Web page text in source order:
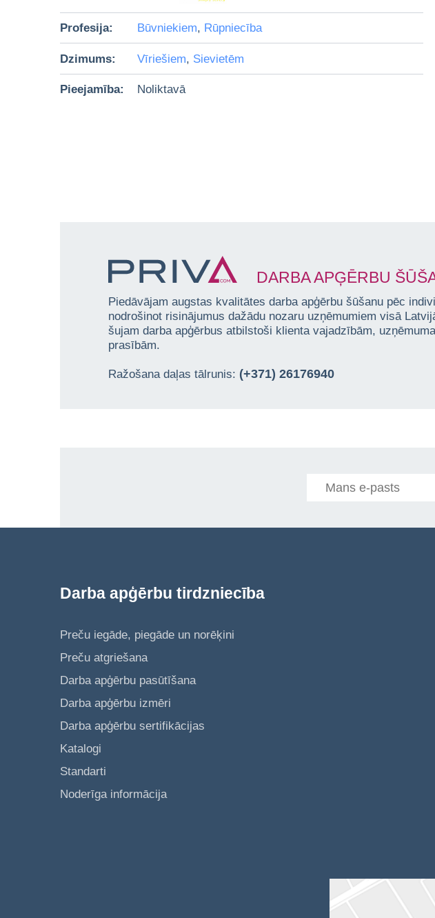
Profesija: Būvniekiem, Rūpniecība
Dzimums: Vīriešiem, Sievietēm
Pieejamība: Noliktavā
DARBA APĢĒRBU
Piedāvājam augstas kvalitātes darba apģērbu šūšanu pēc
nodrošinot risinājumus dažādu nozaru uzņēmumiem visā
šujam darba apģērbus atbilstoši klienta vajadzībām,
prasībām.
Ražošana daļas tālrunis: (+371) 26176940
Darba apģērbu tirdzniecība
Preču iegāde, piegāde un norēķini
Preču atgriešana
Darba apģērbu pasūtīšana
Darba apģērbu izmēri
Darba apģērbu sertifikācijas
Katalogi
Standarti
Noderīga informācija